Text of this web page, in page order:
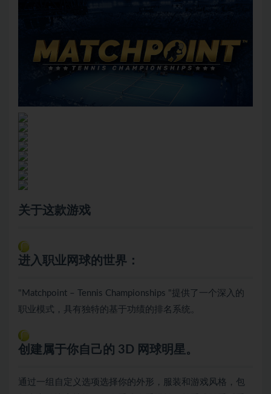
关于这款游戏
进入职业网球的世界：
"Matchpoint – Tennis Championships "提供了一个深入的
职业模式，具有独特的基于功绩的排名系统。
创建属于你自己的 3D 网球明星。
通过一组自定义选项选择你的外形，服装和游戏风格，包